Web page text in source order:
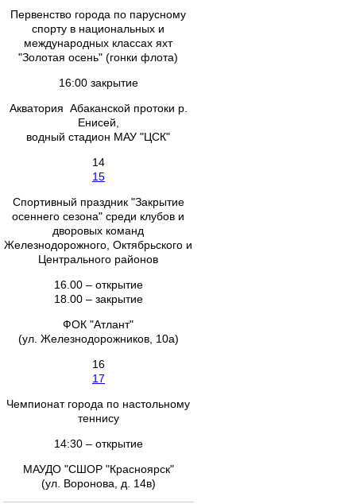
Первенство города по парусному
спорту в национальных и
международных классах яхт
"Золотая осень" (гонки флота)
16:00 закрытие
Акватория Абаканской протоки р.
Енисей,
водный стадион МАУ "ЦСК"
14
15
Спортивный праздник "Закрытие
осеннего сезона" среди клубов и
дворовых команд
Железнодорожного, Октябрьского и
Центрального районов
16.00 – открытие
18.00 – закрытие
ФОК "Атлант"
(ул. Железнодорожников, 10а)
16
17
Чемпионат города по настольному
теннису
14:30 – открытие
МАУДО "СШОР "Красноярск"
(ул. Воронова, д. 14в)